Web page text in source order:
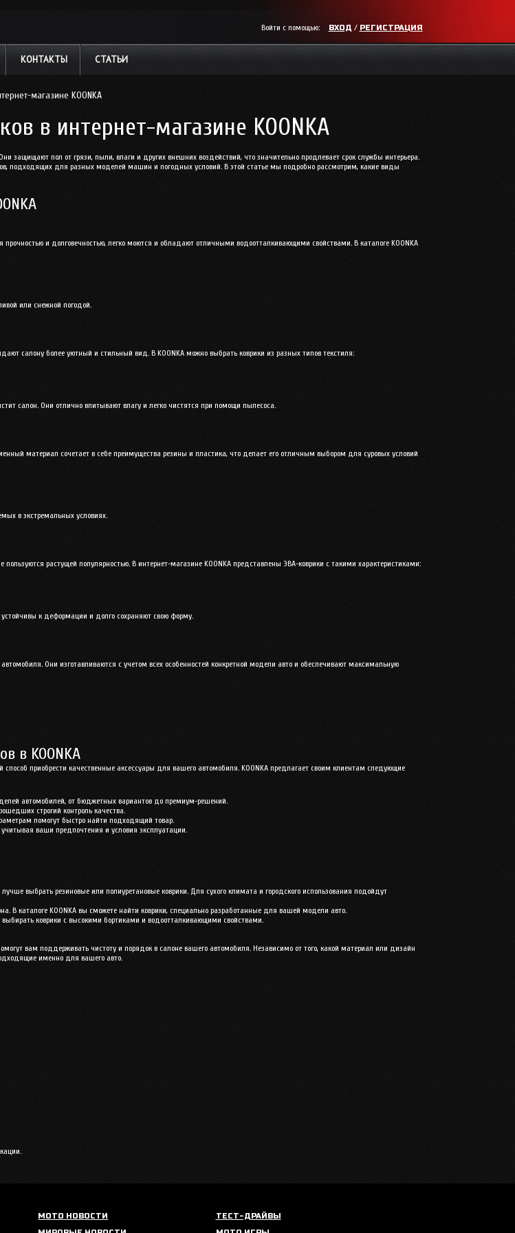
Войти с помощью: ВХОД / РЕГИСТРАЦИЯ
КОНТАКТЫ СТАТЬИ
магазине KOONKA
в интернет-магазине KOONKA
защищают пол от грязи, пыли, влаги и других внешних воздействий, что значительно продлевает срок службы интерьера.
подходящих для разных моделей машин и погодных условий. В этой статье мы подробно рассмотрим, какие виды
и долговечностью, легко моются и обладают отличными водоотталкивающими свойствами. В каталоге KOONKA
или снежной погодой.
салону более уютный и стильный вид. В KOONKA можно выбрать коврики из разных типов текстиля:
салон. Они отлично впитывают влагу и легко чистятся при помощи пылесоса.
материал сочетает в себе преимущества резины и пластика, что делает его отличным выбором для суровых условий
в экстремальных условиях.
растущей популярностью. В интернет-магазине KOONKA представлены ЭВА-коврики с такими характеристиками:
к деформации и долго сохраняют свою форму.
Они изготавливаются с учетом всех особенностей конкретной модели авто и обеспечивают максимальную
в KOONKA
приобрести качественные аксессуары для вашего автомобиля. KOONKA предлагает своим клиентам следующие
автомобилей, от бюджетных вариантов до премиум-решений.
строгий контроль качества.
помогут быстро найти подходящий товар.
ваши предпочтения и условия эксплуатации.
выбрать резиновые или полиуретановые коврики. Для сухого климата и городского использования подойдут
В каталоге KOONKA вы сможете найти коврики, специально разработанные для вашей модели авто.
коврики с высокими бортиками и водоотталкивающими свойствами.
вам поддерживать чистоту и порядок в салоне вашего автомобиля. Независимо от того, какой материал или дизайн
именно для вашего авто.
МОТО НОВОСТИ
ТЕСТ-ДРАЙВЫ